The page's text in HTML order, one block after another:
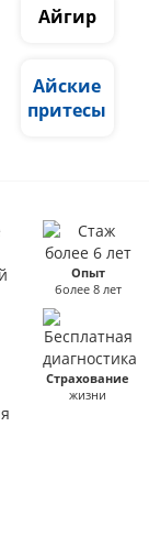
Айгир
Айские
притесы
Опыт
более 8 лет
Страхование
жизни